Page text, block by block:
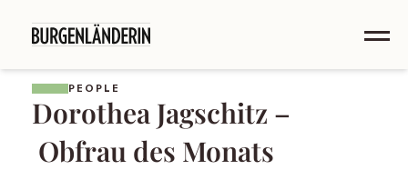
PEOPLE
Dorothea Jagschitz –
Obfrau des Monats